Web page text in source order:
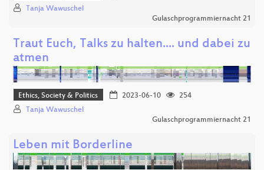
Tanja Wawuschel
Gulaschprogrammiernacht 21
Traut Euch, Talks zu halten.... und dabei zu
atmen
Ethics, Society & Politics 2023-06-10
254
Tanja Wawuschel
Gulaschprogrammiernacht 21
Leben mit Borderline